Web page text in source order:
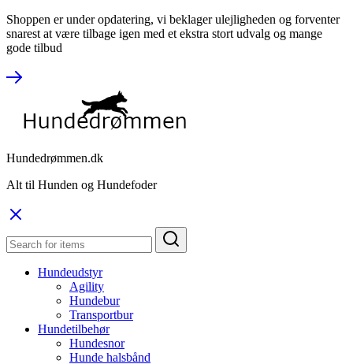
Shoppen er under opdatering, vi beklager ulejligheden og forventer
snarest at være tilbage igen med et ekstra stort udvalg og mange
gode tilbud
Hundedrømmen.dk
Alt til Hunden og Hundefoder
Hundeudstyr
Agility
Hundebur
Transportbur
Hundetilbehør
Hundesnor
Hunde halsbånd